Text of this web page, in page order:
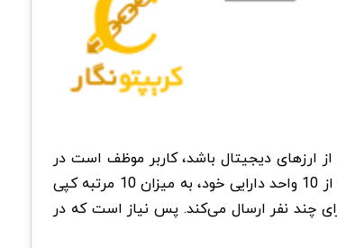
ارزهای دیجیتال باشد، کاربر موظف است در
رابطه با این که برای کپی کردن واحد‌های پولی در آن شبکه روشی وجود ندارد، اطمینان لازم را حاصل کند. برای نمونه اگر که کاربری بتواند از 10 واحد دارایی خود، به میزان 10 مرتبه کپی
در این شرایط کاربر 10 واحد پول خود را به طور همزمان برای چند نفر ارسال می‌کند. پس نیاز است که در